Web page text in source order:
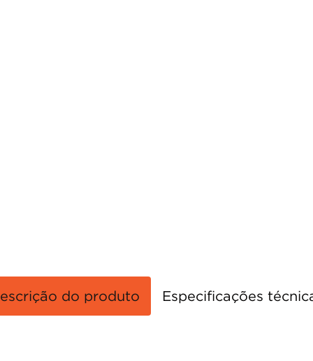
do produto Especificações